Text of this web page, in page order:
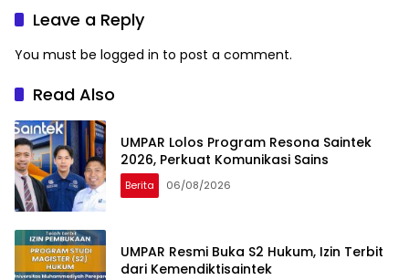
Leave a Reply
You must be logged in to post a comment.
Read Also
UMPAR Lolos Program Resona Saintek
2026, Perkuat Komunikasi Sains
Berita 06/08/2026
UMPAR Resmi Buka S2 Hukum, Izin Terbit
dari Kemendiktisaintek